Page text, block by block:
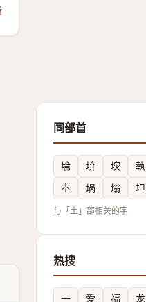
同部首
埨 圿 堗 執
坴
埚 塕 坦
与「土」部相关的字
热搜
一 爱 福 龙